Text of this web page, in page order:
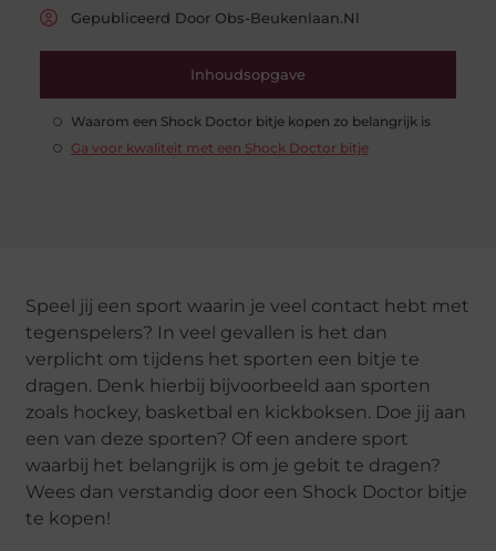
Gepubliceerd Door Obs-Beukenlaan.nl
Inhoudsopgave
Waarom een Shock Doctor bitje kopen zo belangrijk is
Ga voor kwaliteit met een Shock Doctor bitje
Speel jij een sport waarin je veel contact hebt met
tegenspelers? In veel gevallen is het dan
verplicht om tijdens het sporten een bitje te
dragen. Denk hierbij bijvoorbeeld aan sporten
zoals hockey, basketbal en kickboksen. Doe jij aan
een van deze sporten? Of een andere sport
waarbij het belangrijk is om je gebit te dragen?
Wees dan verstandig door een Shock Doctor bitje
te kopen!